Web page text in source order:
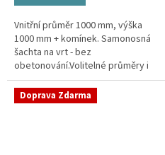
hvězdiček.
Vnitřní průměr 1000 mm, výška
1000 mm + komínek. Samonosná
šachta na vrt - bez
obetonování.Volitelné průměry i
pozice prostupů na pažení vrtu,
hadice i elektřinu -
požadované...
Doprava Zdarma